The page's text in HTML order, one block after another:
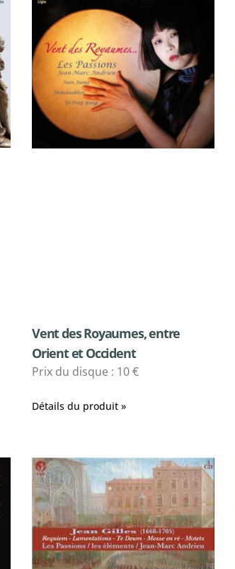
Vent des Royaumes, entre
Orient et Occident
Prix du disque : 10 €
Détails du produit »